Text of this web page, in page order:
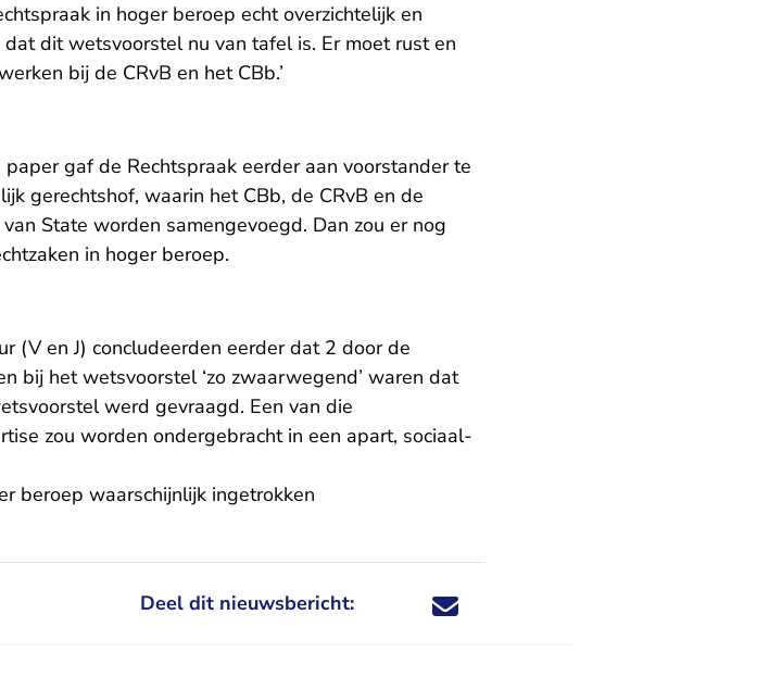
in hoger beroep echt overzichtelijk en
dit wetsvoorstel nu van tafel is. Er moet rust en
bij de CRvB en het CBb.’
papergaf de Rechtspraak eerder aan voorstander te
gerechtshof, waarin het CBb, de CRvB en de
State worden samengevoegd. Dan zou er nog
in hoger beroep.
(V en J) concludeerden eerder dat 2 door de
bij het wetsvoorstel ‘zo zwaarwegend’ waren dat
werd gevraagd. Een van die
zou worden ondergebracht in een apart, sociaal-
beroep waarschijnlijk ingetrokken
Deel dit nieuwsbericht: Deel dit nieuwsbericht via X - U verlaat
Deel dit nieuwsbericht via Facebook - U
Deel dit nieuwsbericht via e-mail
Deel dit nieuwsbericht via LinkedIn - U